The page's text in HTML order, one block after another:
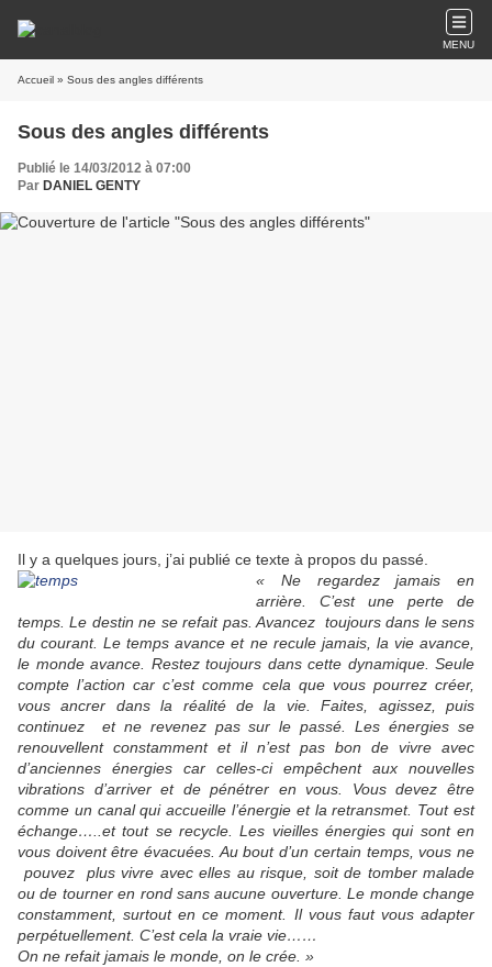
MENU
Accueil » Sous des angles différents
Sous des angles différents
Publié le 14/03/2012 à 07:00
Par DANIEL GENTY
Il y a quelques jours, j’ai publié ce texte à propos du passé.
« Ne regardez jamais en
arrière. C’est une perte de
temps. Le destin ne se refait pas. Avancez toujours dans le sens
du courant. Le temps avance et ne recule jamais, la vie avance,
le monde avance. Restez toujours dans cette dynamique. Seule
compte l’action car c’est comme cela que vous pourrez créer,
vous ancrer dans la réalité de la vie. Faites, agissez, puis
continuez et ne revenez pas sur le passé. Les énergies se
renouvellent constamment et il n’est pas bon de vivre avec
d’anciennes énergies car celles-ci empêchent aux nouvelles
vibrations d’arriver et de pénétrer en vous. Vous devez être
comme un canal qui accueille l’énergie et la retransmet. Tout est
échange…..et tout se recycle. Les vieilles énergies qui sont en
vous doivent être évacuées. Au bout d’un certain temps, vous ne
pouvez plus vivre avec elles au risque, soit de tomber malade
ou de tourner en rond sans aucune ouverture. Le monde change
constamment, surtout en ce moment. Il vous faut vous adapter
perpétuellement. C’est cela la vraie vie……
On ne refait jamais le monde, on le crée. »